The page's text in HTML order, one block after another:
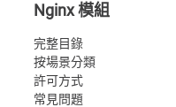
Nginx 模組
完整目錄
按場景分類
許可方式
常見問題